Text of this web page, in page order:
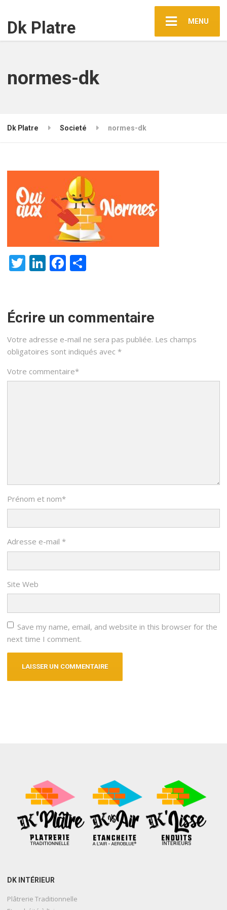
Dk Platre MENU
normes-dk
Dk Platre Societé normes-dk
Twitter
LinkedIn
Facebook
Écrire un commentaire
Votre adresse e-mail ne sera pas publiée. Les champs
obligatoires sont indiqués avec *
Votre commentaire*
Prénom et nom*
Adresse e-mail *
Site Web
Save my name, email, and website in this browser for the
next time I comment.
DK INTÉRIEUR
Plâtrerie Traditionnelle